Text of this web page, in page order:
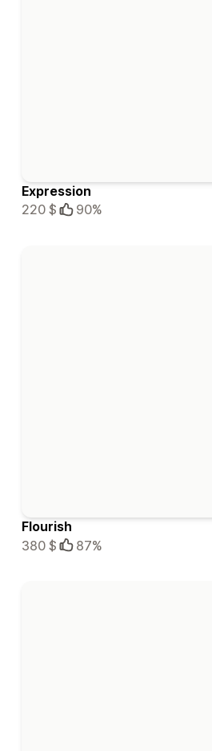
Expression
220 $
90%
Flourish
380 $
87%